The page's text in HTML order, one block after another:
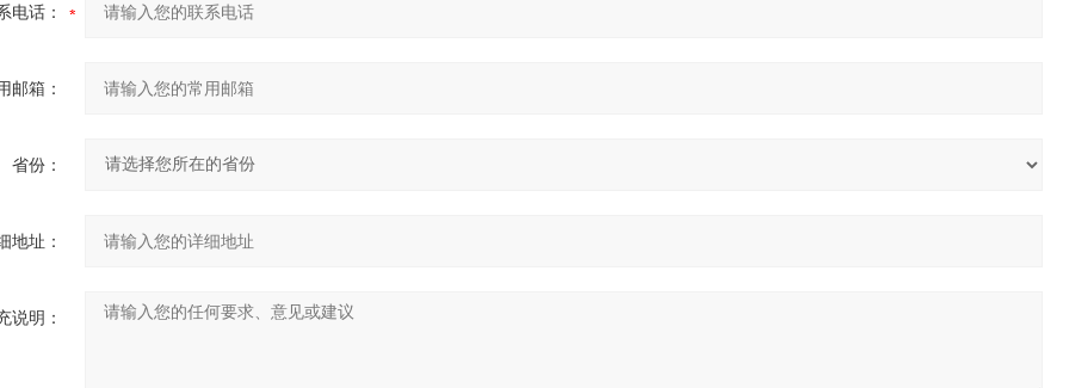
电话：
邮箱：
省份：
地址：
说明：